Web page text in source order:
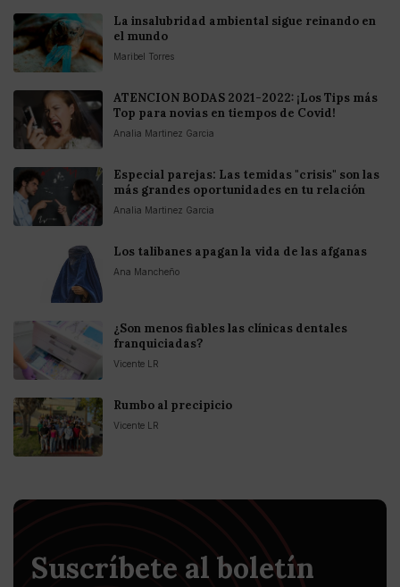
La insalubridad ambiental sigue reinando en
el mundo
Maribel Torres
ATENCION BODAS 2021-2022: ¡Los Tips más
Top para novias en tiempos de Covid!
Analia Martinez Garcia
Especial parejas: Las temidas "crisis" son las
más grandes oportunidades en tu relación
Analia Martinez Garcia
Los talibanes apagan la vida de las afganas
Ana Mancheño
¿Son menos fiables las clínicas dentales
franquiciadas?
Vicente LR
Rumbo al precipicio
Vicente LR
Suscríbete al boletín